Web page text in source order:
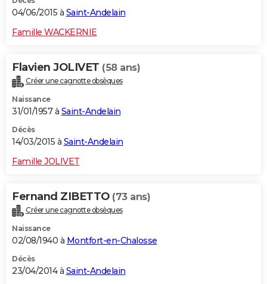
04/06/2015 à Saint-Andelain
Famille WACKERNIE
Flavien JOLIVET (58 ans)
Créer une cagnotte obsèques
Naissance
31/01/1957 à Saint-Andelain
Décès
14/03/2015 à Saint-Andelain
Famille JOLIVET
Fernand ZIBETTO (73 ans)
Créer une cagnotte obsèques
Naissance
02/08/1940 à Montfort-en-Chalosse
Décès
23/04/2014 à Saint-Andelain